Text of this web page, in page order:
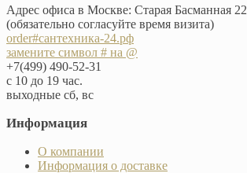
Адрес офиса в Москве: Старая Басманная 22
(обязательно согласуйте время визита)
order#сантехника-24.рф
замените символ # на @
+7(499) 490-52-31
с 10 до 19 час.
выходные сб, вс
Информация
О компании
Информация о доставке